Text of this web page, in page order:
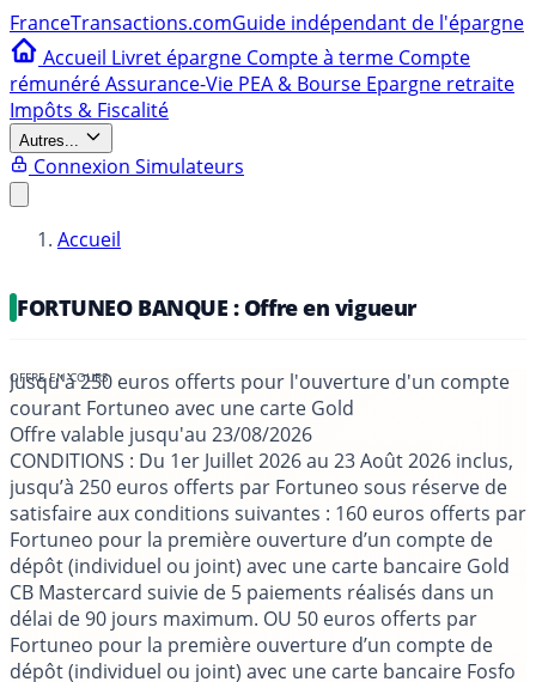
FranceTransactions.comGuide indépendant de l'épargne
Accueil Livret épargne Compte à terme Compte
rémunéréAssurance-Vie PEA & Bourse Epargne retraite
Impôts & Fiscalité
Autres...
Connexion Simulateurs
Accueil
FORTUNEO BANQUE : Offre en vigueur
Jusqu'à 250 euros offerts pour l'ouverture d'un compte
courant Fortuneo avec une carte Gold
Offre valable jusqu'au 23/08/2026
CONDITIONS : Du 1er Juillet 2026 au 23 Août 2026 inclus,
jusqu’à 250 euros offerts par Fortuneo sous réserve de
satisfaire aux conditions suivantes : 160 euros offerts par
Fortuneo pour la première ouverture d’un compte de
dépôt (individuel ou joint) avec une carte bancaire Gold
CB Mastercard suivie de 5 paiements réalisés dans un
délai de 90 jours maximum. OU 50 euros offerts par
Fortuneo pour la première ouverture d’un compte de
dépôt (individuel ou joint) avec une carte bancaire Fosfo